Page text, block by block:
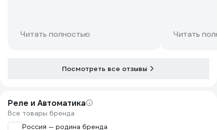
Читать полностью Читать
Посмотреть все отзывы
Реле и Автоматика
Все товары бренда
Россия — родина бренда